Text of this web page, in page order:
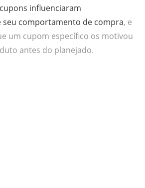
influenciaram
seu comportamento de compra, e
um cupom específico os motivou
antes do planejado.